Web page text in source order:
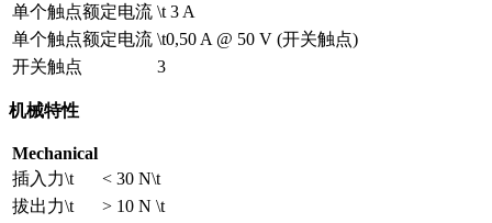
单个触点额定电流 \t 3 A
单个触点额定电流 \t0,50 A @ 50 V (开关触点)
开关触点
3
机械特性
Mechanical
插入力\t
< 30 N\t
拔出力\t
> 10 N \t